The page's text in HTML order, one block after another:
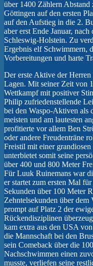
über 1400 Zählern
Göttingen auf den ersten
auf den Aufstieg in die 2.
aber erst Ende Januar,
Schleswig-Holstein. Zu
Ergebnis elf Schwimmern,
Vorbereitungen und harte
Der erste Aktive der
Lagen. Mit seiner Zeit von
Wettkampf mit positiver
Philip zufriedenstellende
bei den Waspo-Aktiven als
meisten und am lautesten
profitierte vor allem Ben
oder andere Freudenträne
Freistil mit einer
unterbietet somit seine
über 400 und 800 Meter
Für Luuk Ruinemans war
er startet zum ersten Mal
Sekunden über 100 Meter
Zehntelsekunden über dem
prompt auf Platz 2 der
Rückendisziplinen
kam extra aus den USA
die Mannschaft bei den
sein Comeback über die
Nachschwimmen einen
musste, verliefen seine